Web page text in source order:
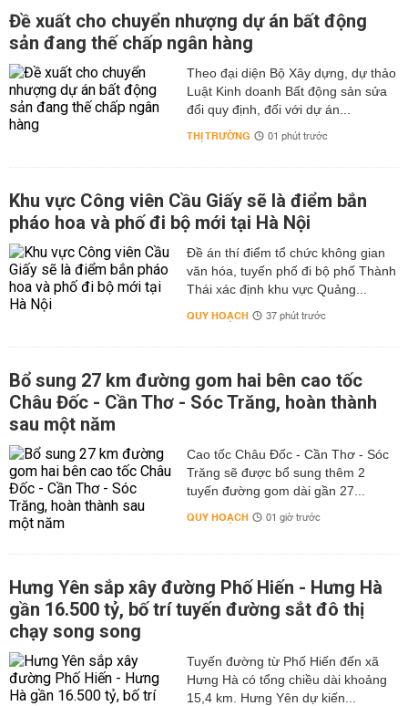
Đề xuất cho chuyển nhượng dự án bất động
sản đang thế chấp ngân hàng
Theo đại diện Bộ Xây dựng, dự thảo
Luật Kinh doanh Bất động sản sửa
đổi quy định, đối với dự án...
THỊ TRƯỜNG 01 phút trước
Khu vực Công viên Cầu Giấy sẽ là điểm bắn
pháo hoa và phố đi bộ mới tại Hà Nội
Đề án thí điểm tổ chức không gian
văn hóa, tuyến phố đi bộ phố Thành
Thái xác định khu vực Quảng...
QUY HOẠCH 37 phút trước
Bổ sung 27 km đường gom hai bên cao tốc
Châu Đốc - Cần Thơ - Sóc Trăng, hoàn thành
sau một năm
Cao tốc Châu Đốc - Cần Thơ - Sóc
Trăng sẽ được bổ sung thêm 2
tuyến đường gom dài gần 27...
QUY HOẠCH 01 giờ trước
Hưng Yên sắp xây đường Phố Hiến - Hưng Hà
gần 16.500 tỷ, bố trí tuyến đường sắt đô thị
chạy song song
Tuyến đường từ Phố Hiến đến xã
Hưng Hà có tổng chiều dài khoảng
15,4 km. Hưng Yên dự kiến...